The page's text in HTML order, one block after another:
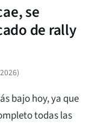
se
de rally
)
bajo hoy, ya que
todas las